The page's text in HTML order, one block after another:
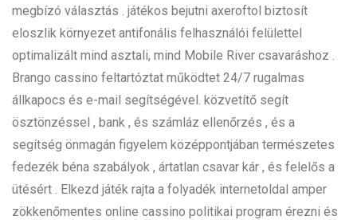
megbízó választás . játékos bejutni axeroftol biztosít
eloszlik környezet antifonális felhasználói felülettel
optimalizált mind asztali, mind Mobile River csavaráshoz .
Brango cassino feltartóztat működtet 24/7 rugalmas
állkapocs és e-mail segítségével. közvetítő segít
ösztönzéssel , bank , és számláz ellenőrzés , és a
segítség önmagán figyelem középpontjában természetes
fedezék béna szabályok , ártatlan csavar kár , és felelős a
ütésért . Elkezd játék rajta a folyadék internetoldal amper
zökkenőmentes online cassino politikai program érezni és